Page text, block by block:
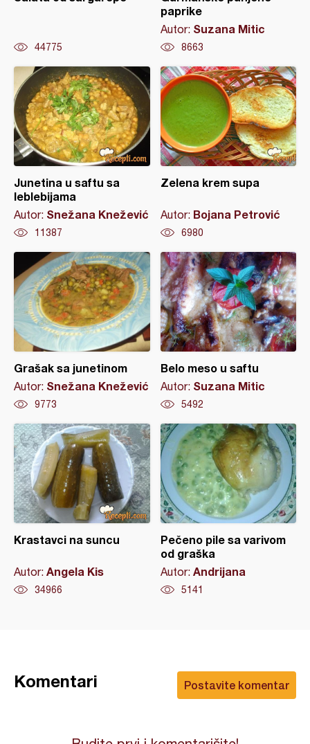
44775
paprike
Autor: Suzana Mitic
8663
Junetina u saftu sa
leblebijama
Autor: Snežana Knežević
11387
Zelena krem supa
Autor: Bojana Petrović
6980
Grašak sa junetinom
Autor: Snežana Knežević
9773
Belo meso u saftu
Autor: Suzana Mitic
5492
Krastavci na suncu
Autor: Angela Kis
34966
Pečeno pile sa varivom
od graška
Autor: Andrijana
5141
Postavite komentar
Komentari